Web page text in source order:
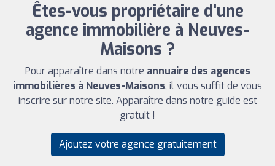
Êtes-vous propriétaire d'une
agence immobilière à Neuves-
Maisons ?
Pour apparaître dans notre annuaire des agences
immobilières à Neuves-Maisons, il vous suffit de vous
inscrire sur notre site. Apparaître dans notre guide est
gratuit !
Ajoutez votre agence gratuitement